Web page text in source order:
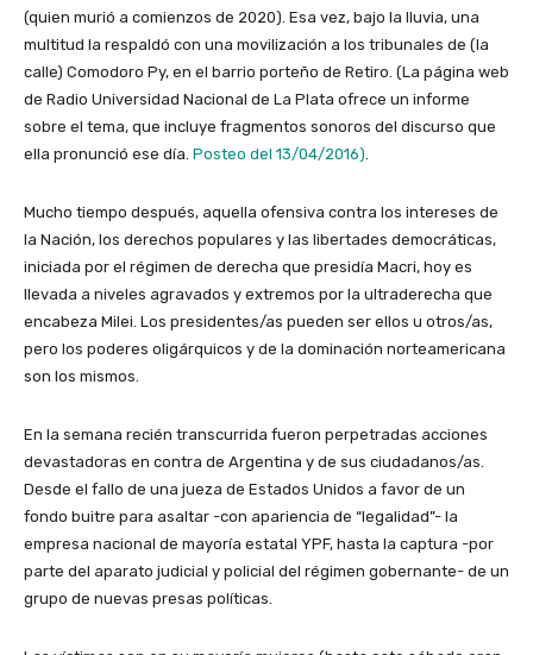
(quien murió a comienzos de 2020). Esa vez, bajo la lluvia, una
multitud la respaldó con una movilización a los tribunales de (la
calle) Comodoro Py, en el barrio porteño de Retiro. (La página web
de Radio Universidad Nacional de La Plata ofrece un informe
sobre el tema, que incluye fragmentos sonoros del discurso que
ella pronunció ese día. Posteo del 13/04/2016)
Mucho tiempo después, aquella ofensiva contra los intereses de
la Nación, los derechos populares y las libertades democráticas,
iniciada por el régimen de derecha que presidía Macri, hoy es
llevada a niveles agravados y extremos por la ultraderecha que
encabeza Milei. Los presidentes/as pueden ser ellos u otros/as,
pero los poderes oligárquicos y de la dominación norteamericana
son los mismos.
En la semana recién transcurrida fueron perpetradas acciones
devastadoras en contra de Argentina y de sus ciudadanos/as.
Desde el fallo de una jueza de Estados Unidos a favor de un
fondo buitre para asaltar -con apariencia de “legalidad”- la
empresa nacional de mayoría estatal YPF, hasta la captura -por
parte del aparato judicial y policial del régimen gobernante- de un
grupo de nuevas presas políticas.